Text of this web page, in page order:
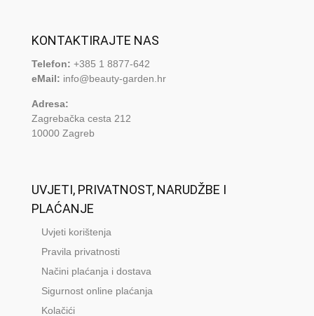
KONTAKTIRAJTE NAS
Telefon: +385 1 8877-642
eMail: info@beauty-garden.hr
Adresa:
Zagrebačka cesta 212
10000 Zagreb
UVJETI, PRIVATNOST, NARUDŽBE I
PLAĆANJE
Uvjeti korištenja
Pravila privatnosti
Načini plaćanja i dostava
Sigurnost online plaćanja
Kolačići